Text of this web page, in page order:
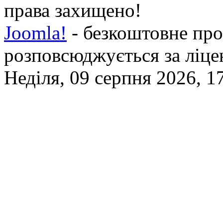
права захищено!
Joomla! - безкоштовне
розповсюджується за
Неділя, 09 серпня 2026,